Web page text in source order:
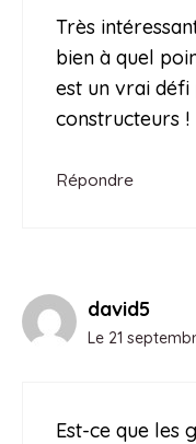
Très
bien à quel
est un vrai
constructeurs !
Répondre
david5
Le 21
Est-ce que les